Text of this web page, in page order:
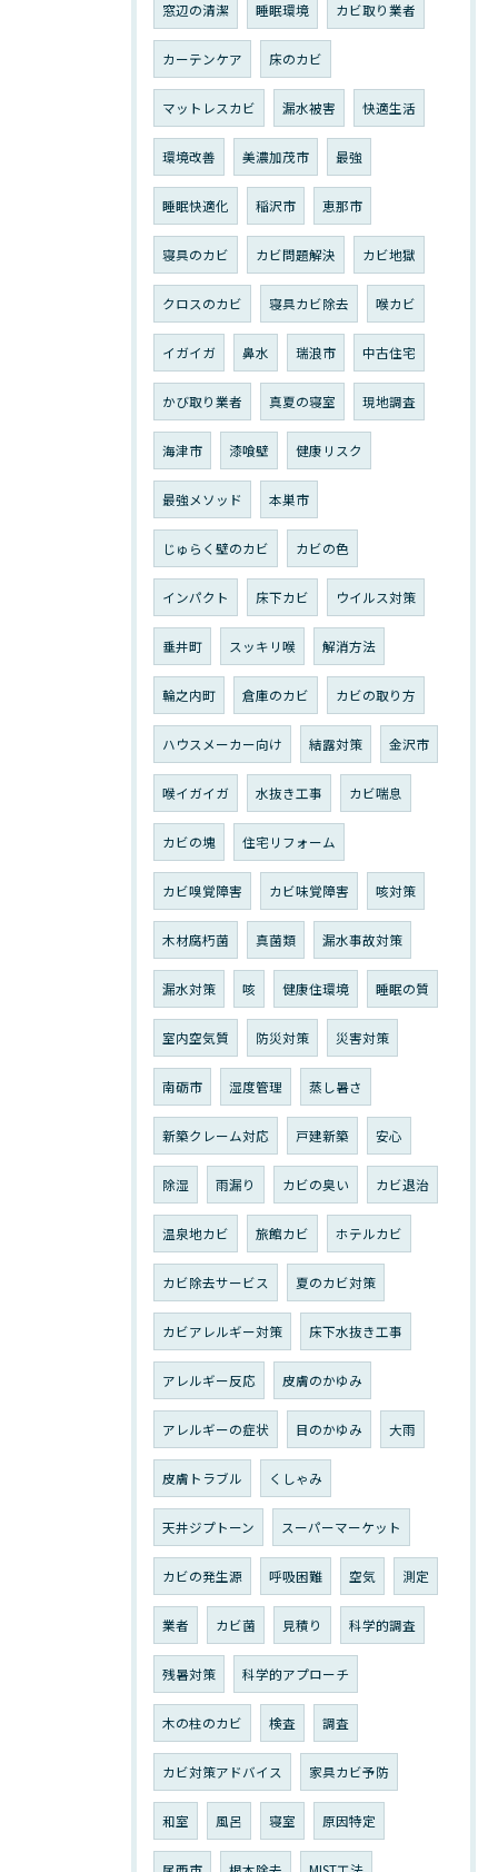
窓辺の清潔 睡眠環境 カビ取り業者
カーテンケア 床のカビ
マットレスカビ 漏水被害 快適生活
環境改善 美濃加茂市 最強
睡眠快適化 稲沢市 恵那市
寝具のカビ カビ問題解決 カビ地獄
クロスのカビ 寝具カビ除去 喉カビ
イガイガ 鼻水 瑞浪市 中古住宅
かび取り業者 真夏の寝室 現地調査
海津市 漆喰壁 健康リスク
最強メソッド 本巣市
じゅらく壁のカビ カビの色
インパクト 床下カビ ウイルス対策
垂井町 スッキリ喉 解消方法
輪之内町 倉庫のカビ カビの取り方
ハウスメーカー向け 結露対策 金沢市
喉イガイガ 水抜き工事 カビ喘息
カビの塊 住宅リフォーム
カビ嗅覚障害 カビ味覚障害 咳対策
木材腐朽菌 真菌類 漏水事故対策
漏水対策 咳 健康住環境 睡眠の質
室内空気質 防災対策 災害対策
南砺市 湿度管理 蒸し暑さ
新築クレーム対応 戸建新築 安心
除湿 雨漏り カビの臭い カビ退治
温泉地カビ 旅館カビ ホテルカビ
カビ除去サービス 夏のカビ対策
カビアレルギー対策 床下水抜き工事
アレルギー反応 皮膚のかゆみ
アレルギーの症状 目のかゆみ 大雨
皮膚トラブル くしゃみ
天井ジプトーン スーパーマーケット
カビの発生源 呼吸困難 空気 測定
業者 カビ菌 見積り 科学的調査
残暑対策 科学的アプローチ
木の柱のカビ 検査 調査
カビ対策アドバイス 家具カビ予防
和室 風呂 寝室 原因特定